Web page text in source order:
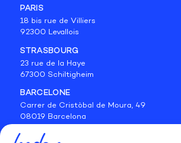
PARIS
18 bis rue de Villiers
92300 Levallois
STRASBOURG
23 rue de la Haye
67300 Schiltigheim
BARCELONE
Carrer de Cristòbal de Moura, 49
08019 Barcelona
BELGIQUE